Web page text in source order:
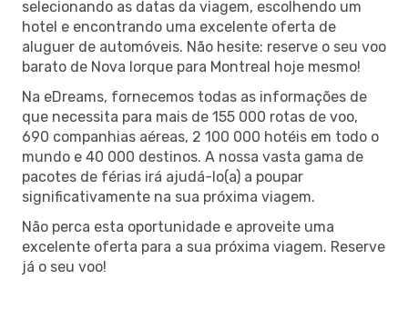
selecionando as datas da viagem, escolhendo um
hotel e encontrando uma excelente oferta de
aluguer de automóveis. Não hesite: reserve o seu voo
barato de Nova Iorque para Montreal hoje mesmo!
Na eDreams, fornecemos todas as informações de
que necessita para mais de 155 000 rotas de voo,
690 companhias aéreas, 2 100 000 hotéis em todo o
mundo e 40 000 destinos. A nossa vasta gama de
pacotes de férias irá ajudá-lo(a) a poupar
significativamente na sua próxima viagem.
Não perca esta oportunidade e aproveite uma
excelente oferta para a sua próxima viagem. Reserve
já o seu voo!